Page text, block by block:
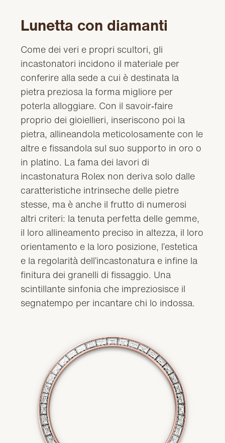
Lunetta con diamanti
Come dei veri e propri scultori, gli
incastonatori incidono il materiale per
conferire alla sede a cui è destinata la
pietra preziosa la forma migliore per
poterla alloggiare. Con il savoir‑faire
proprio dei gioiellieri, inseriscono poi la
pietra, allineandola meticolosamente con le
altre e fissandola sul suo supporto in oro o
in platino. La fama dei lavori di
incastonatura Rolex non deriva solo dalle
caratteristiche intrinseche delle pietre
stesse, ma è anche il frutto di numerosi
altri criteri: la tenuta perfetta delle gemme,
il loro allineamento preciso in altezza, il loro
orientamento e la loro posizione, l’estetica
e la regolarità dell’incastonatura e infine la
finitura dei granelli di fissaggio. Una
scintillante sinfonia che impreziosisce il
segnatempo per incantare chi lo indossa.